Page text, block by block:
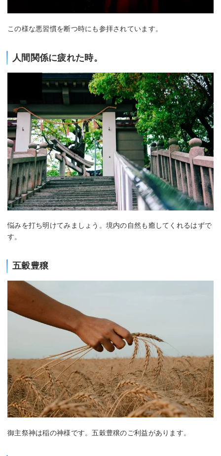
この様な悪習慣を断つ時にも参拝されています。
人間関係に疲れた時。
悩みを打ち明けてみましょう。境内の自然も癒してくれるはずで
す。
五穀豊穣
御主祭神は稲の神様です。五穀豊穣のご利益があります。